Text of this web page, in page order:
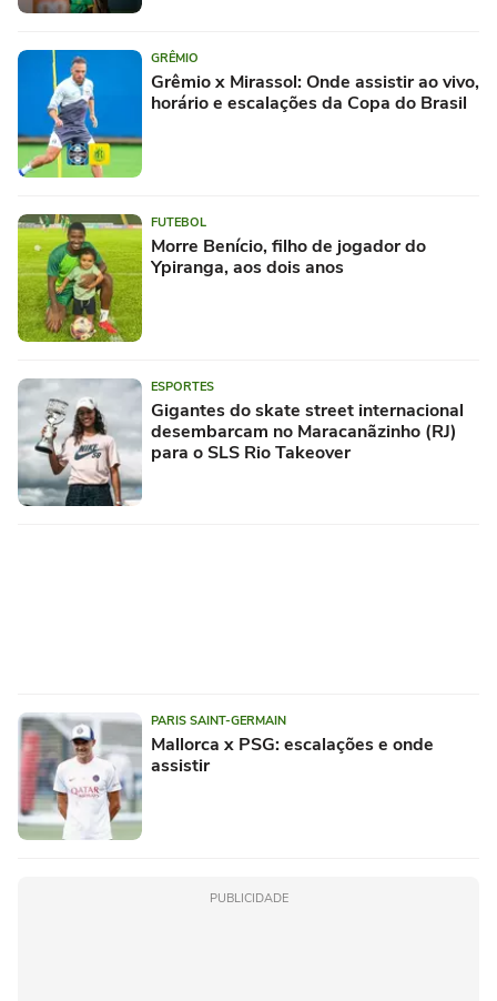
GRÊMIO
Grêmio x Mirassol: Onde assistir ao vivo,
horário e escalações da Copa do Brasil
FUTEBOL
Morre Benício, filho de jogador do
Ypiranga, aos dois anos
ESPORTES
Gigantes do skate street internacional
desembarcam no Maracanãzinho (RJ)
para o SLS Rio Takeover
PARIS SAINT-GERMAIN
Mallorca x PSG: escalações e onde
assistir
PUBLICIDADE